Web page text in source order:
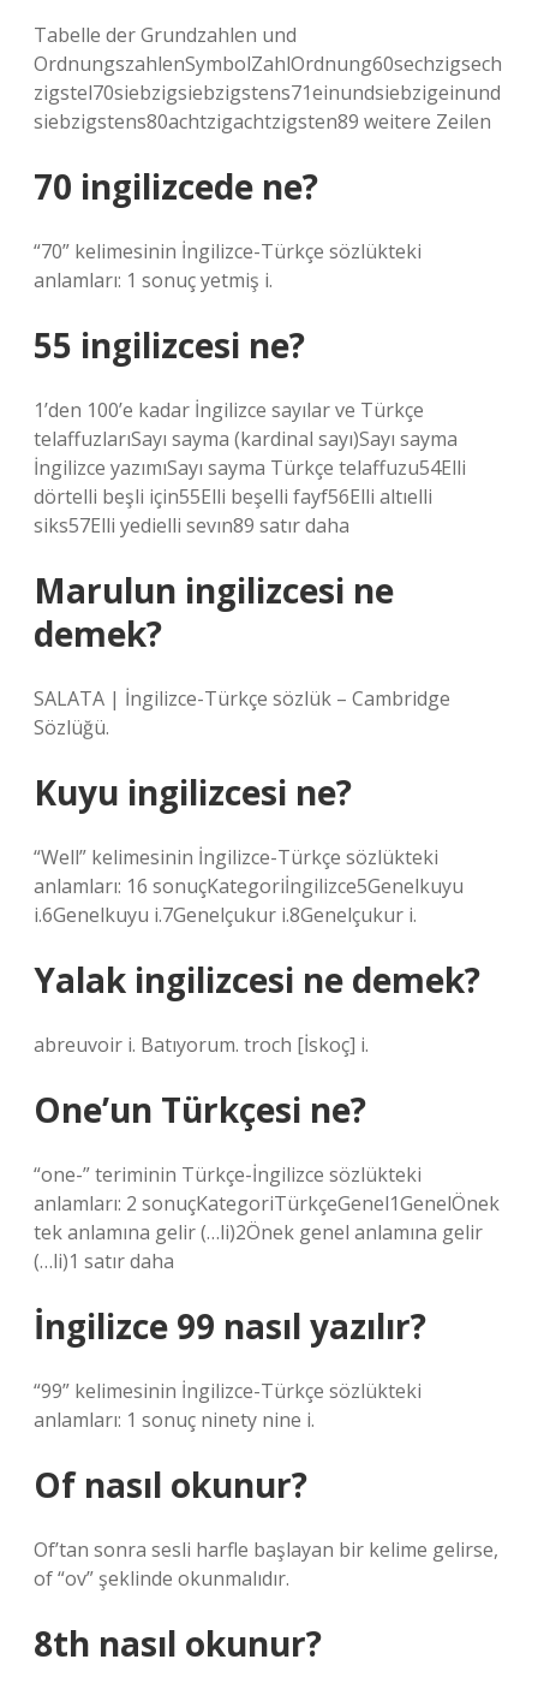
Tabelle der Grundzahlen und
OrdnungszahlenSymbolZahlOrdnung60sechzigsech
zigstel70siebzigsiebzigstens71einundsiebzigeinund
siebzigstens80achtzigachtzigsten89 weitere Zeilen
70 ingilizcede ne?
“70” kelimesinin İngilizce-Türkçe sözlükteki
anlamları: 1 sonuç yetmiş i.
55 ingilizcesi ne?
1’den 100’e kadar İngilizce sayılar ve Türkçe
telaffuzlarıSayı sayma (kardinal sayı)Sayı sayma
İngilizce yazımıSayı sayma Türkçe telaffuzu54Elli
dörtelli beşli için55Elli beşelli fayf56Elli altıelli
siks57Elli yedielli sevın89 satır daha
Marulun ingilizcesi ne
demek?
SALATA | İngilizce-Türkçe sözlük – Cambridge
Sözlüğü.
Kuyu ingilizcesi ne?
“Well” kelimesinin İngilizce-Türkçe sözlükteki
anlamları: 16 sonuçKategoriİngilizce5Genelkuyu
i.6Genelkuyu i.7Genelçukur i.8Genelçukur i.
Yalak ingilizcesi ne demek?
abreuvoir i. Batıyorum. troch [İskoç] i.
One’un Türkçesi ne?
“one-” teriminin Türkçe-İngilizce sözlükteki
anlamları: 2 sonuçKategoriTürkçeGenel1GenelÖnek
tek anlamına gelir (…li)2Önek genel anlamına gelir
(…li)1 satır daha
İngilizce 99 nasıl yazılır?
“99” kelimesinin İngilizce-Türkçe sözlükteki
anlamları: 1 sonuç ninety nine i.
Of nasıl okunur?
Of’tan sonra sesli harfle başlayan bir kelime gelirse,
of “ov” şeklinde okunmalıdır.
8th nasıl okunur?